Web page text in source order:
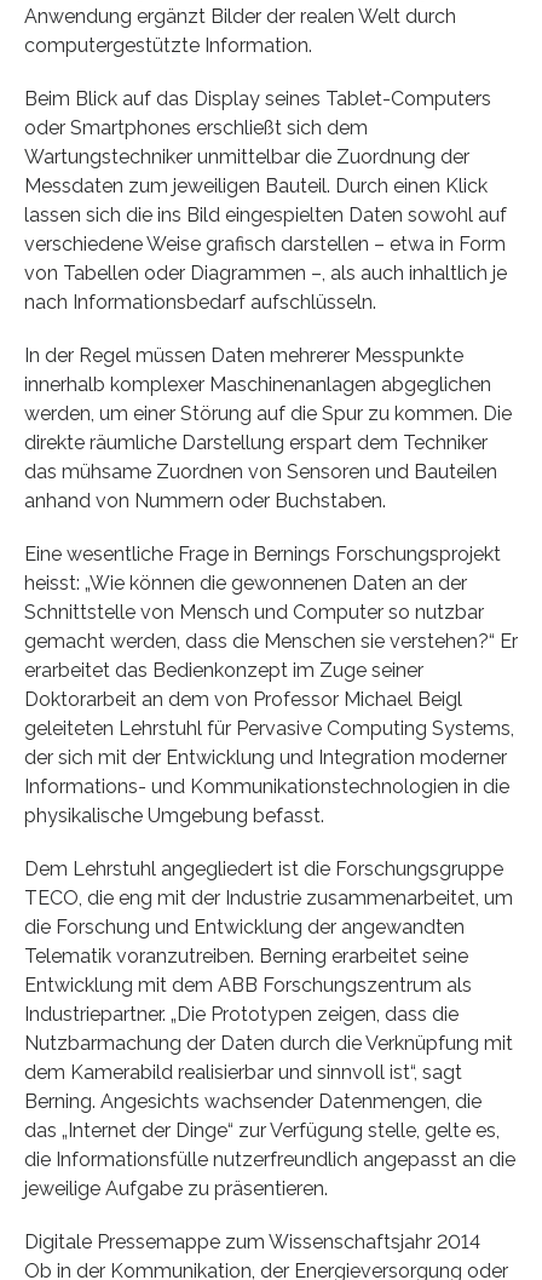
Anwendung ergänzt Bilder der realen Welt durch
computergestützte Information.
Beim Blick auf das Display seines Tablet-Computers
oder Smartphones erschließt sich dem
Wartungstechniker unmittelbar die Zuordnung der
Messdaten zum jeweiligen Bauteil. Durch einen Klick
lassen sich die ins Bild eingespielten Daten sowohl auf
verschiedene Weise grafisch darstellen – etwa in Form
von Tabellen oder Diagrammen –, als auch inhaltlich je
nach Informationsbedarf aufschlüsseln.
In der Regel müssen Daten mehrerer Messpunkte
innerhalb komplexer Maschinenanlagen abgeglichen
werden, um einer Störung auf die Spur zu kommen. Die
direkte räumliche Darstellung erspart dem Techniker
das mühsame Zuordnen von Sensoren und Bauteilen
anhand von Nummern oder Buchstaben.
Eine wesentliche Frage in Bernings Forschungsprojekt
heisst: „Wie können die gewonnenen Daten an der
Schnittstelle von Mensch und Computer so nutzbar
gemacht werden, dass die Menschen sie verstehen?“ Er
erarbeitet das Bedienkonzept im Zuge seiner
Doktorarbeit an dem von Professor Michael Beigl
geleiteten Lehrstuhl für Pervasive Computing Systems,
der sich mit der Entwicklung und Integration moderner
Informations- und Kommunikationstechnologien in die
physikalische Umgebung befasst.
Dem Lehrstuhl angegliedert ist die Forschungsgruppe
TECO, die eng mit der Industrie zusammenarbeitet, um
die Forschung und Entwicklung der angewandten
Telematik voranzutreiben. Berning erarbeitet seine
Entwicklung mit dem ABB Forschungszentrum als
Industriepartner. „Die Prototypen zeigen, dass die
Nutzbarmachung der Daten durch die Verknüpfung mit
dem Kamerabild realisierbar und sinnvoll ist“, sagt
Berning. Angesichts wachsender Datenmengen, die
das „Internet der Dinge“ zur Verfügung stelle, gelte es,
die Informationsfülle nutzerfreundlich angepasst an die
jeweilige Aufgabe zu präsentieren.
Digitale Pressemappe zum Wissenschaftsjahr 2014
Ob in der Kommunikation, der Energieversorgung oder